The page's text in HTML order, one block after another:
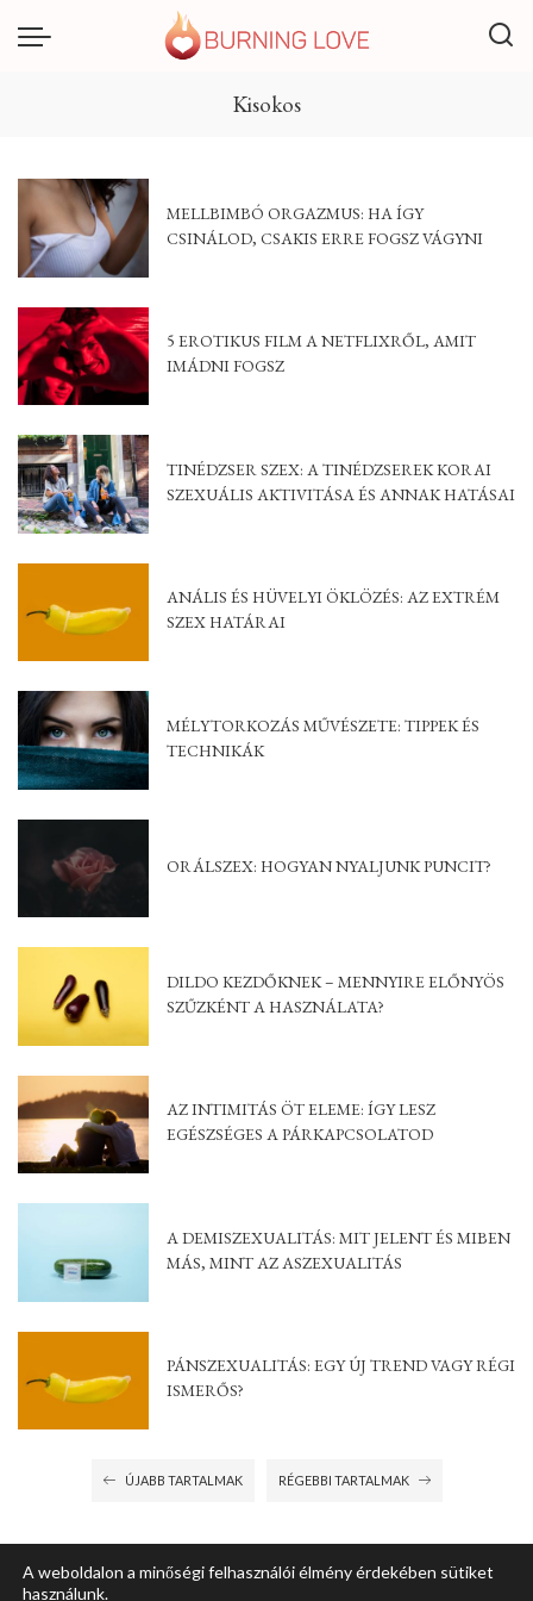
Kisokos
MELLBIMBÓ ORGAZMUS: HA ÍGY
CSINÁLOD, CSAKIS ERRE FOGSZ VÁGYNI
5 EROTIKUS FILM A NETFLIXRŐL, AMIT
IMÁDNI FOGSZ
TINÉDZSER SZEX: A TINÉDZSEREK KORAI
SZEXUÁLIS AKTIVITÁSA ÉS ANNAK HATÁSAI
ANÁLIS ÉS HÜVELYI ÖKLÖZÉS: AZ EXTRÉM
SZEX HATÁRAI
MÉLYTORKOZÁS MŰVÉSZETE: TIPPEK ÉS
TECHNIKÁK
ORÁLSZEX: HOGYAN NYALJUNK PUNCIT?
DILDO KEZDŐKNEK – MENNYIRE ELŐNYÖS
SZŰZKÉNT A HASZNÁLATA?
AZ INTIMITÁS ÖT ELEME: ÍGY LESZ
EGÉSZSÉGES A PÁRKAPCSOLATOD
A DEMISZEXUALITÁS: MIT JELENT ÉS MIBEN
MÁS, MINT AZ ASZEXUALITÁS
PÁNSZEXUALITÁS: EGY ÚJ TREND VAGY RÉGI
ISMERŐS?
ÚJABB TARTALMAK RÉGEBBI TARTALMAK
A weboldalon a minőségi felhasználói élmény érdekében sütiket
használunk.